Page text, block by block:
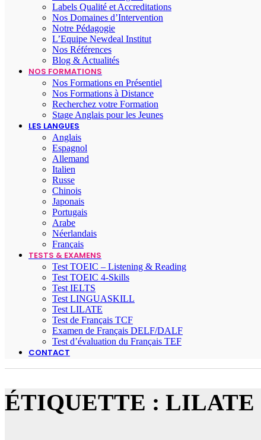
Labels Qualité et Accreditations
Nos Domaines d’Intervention
Notre Pédagogie
L’Equipe Newdeal Institut
Nos Références
Blog & Actualités
NOS FORMATIONS
Nos Formations en Présentiel
Nos Formations à Distance
Recherchez votre Formation
Stage Anglais pour les Jeunes
LES LANGUES
Anglais
Espagnol
Allemand
Italien
Russe
Chinois
Japonais
Portugais
Arabe
Néerlandais
Français
TESTS & EXAMENS
Test TOEIC – Listening & Reading
Test TOEIC 4-Skills
Test IELTS
Test LINGUASKILL
Test LILATE
Test de Français TCF
Examen de Français DELF/DALF
Test d’évaluation du Français TEF
CONTACT
ÉTIQUETTE : LILATE